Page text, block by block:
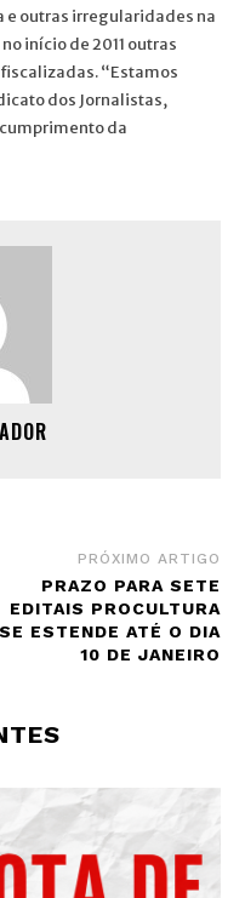
e outras irregularidades na
início de 2011 outras
“Estamos
dos Jornalistas,
da
PRÓXIMO ARTIGO
PRAZO PARA SETE
EDITAIS PROCULTURA
SE ESTENDE ATÉ O DIA
10 DE JANEIRO